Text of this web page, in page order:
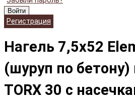
Войти
Регистрация
Нагель 7,5х52
(шуруп по бетону)
TORX 30 с